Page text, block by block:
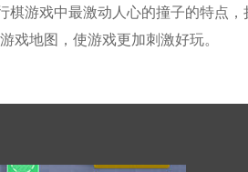
棋游戏中最激动人心的撞子的特点，
戏地图，使游戏更加刺激好玩。